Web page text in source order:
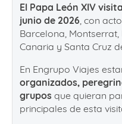
El Papa León XIV
junio de 2026 , con
Barcelona,
Canaria y Santa Cruz
En Engrupo Viajes
organizados,
grupos que quieran
principales de esta